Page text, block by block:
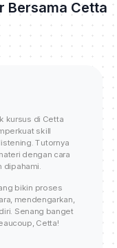
Bersama Cetta
kursus di Cetta
skill
Tutornya
dengan cara
bikin proses
mendengarkan,
Senang banget
Cetta!